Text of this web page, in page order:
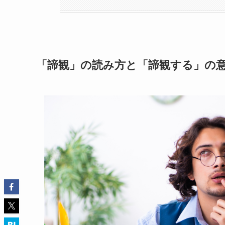
「諦観」の読み方と「諦観する」の